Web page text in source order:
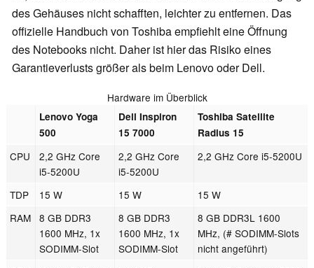
des Gehäuses nicht schafften, leichter zu entfernen. Das
offizielle Handbuch von Toshiba empfiehlt eine Öffnung
des Notebooks nicht. Daher ist hier das Risiko eines
Garantieverlusts größer als beim Lenovo oder Dell.
Hardware im Überblick
Lenovo Yoga
500
Dell Inspiron
15 7000
Toshiba Satellite
Radius 15
CPU
2,2 GHz Core
i5-5200U
2,2 GHz Core
i5-5200U
2,2 GHz Core i5-5200U
TDP 15 W 15 W
15 W
RAM
8 GB DDR3
1600 MHz, 1x
SODIMM-Slot
8 GB DDR3
1600 MHz, 1x
SODIMM-Slot
8 GB DDR3L 1600
MHz, (# SODIMM-Slots
nicht angeführt)